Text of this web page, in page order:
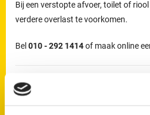
Bij een verstopte afvoer, toilet of
verdere overlast te voorkomen.
Bel010 - 292 1414of maak online
Wil je direct van je verstopping af?